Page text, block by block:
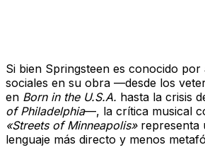
Si bien Springsteen es conocido por
sociales en su obra —desde los
en Born in the U.S.A. hasta la crisis
of Philadelphia—, la crítica musical
«Streets of Minneapolis»representa
lenguaje más directo y menos